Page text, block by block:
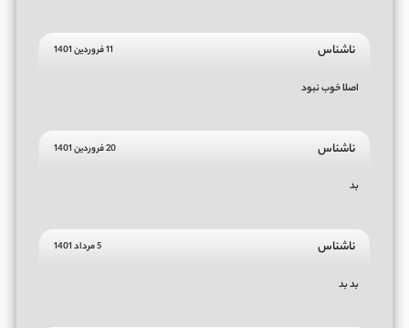
ناشناس 11 فروردین 1401
اصلا خوب نبود
ناشناس 20 فروردین 1401
بد
ناشناس 5 مرداد 1401
بد بد